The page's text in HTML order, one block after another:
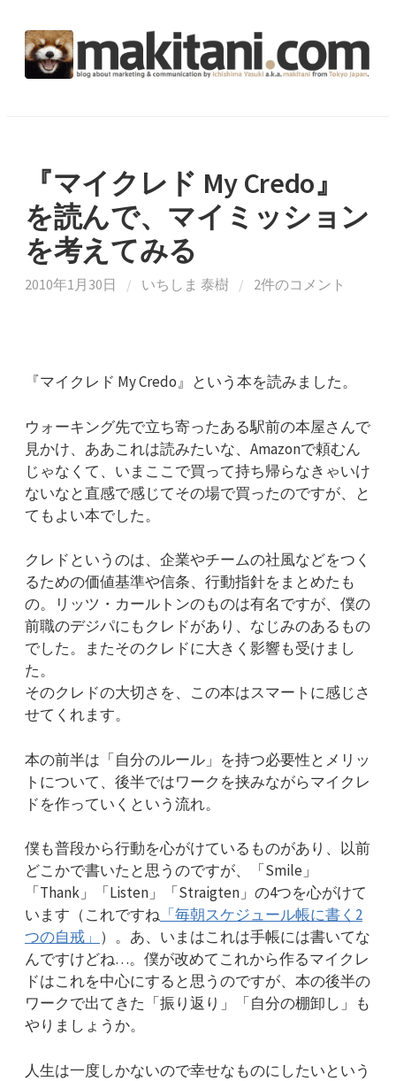
『マイクレド My Credo』
を読んで、マイミッション
を考えてみる
2010年1月30日 / いちしま 泰樹 / 2件のコメント
『マイクレド My Credo』という本を読みました。
ウォーキング先で立ち寄ったある駅前の本屋さんで
見かけ、ああこれは読みたいな、Amazonで頼むん
じゃなくて、いまここで買って持ち帰らなきゃいけ
ないなと直感で感じてその場で買ったのですが、と
てもよい本でした。
クレドというのは、企業やチームの社風などをつく
るための価値基準や信条、行動指針をまとめたも
の。リッツ・カールトンのものは有名ですが、僕の
前職のデジパにもクレドがあり、なじみのあるもの
でした。またそのクレドに大きく影響も受けまし
た。
そのクレドの大切さを、この本はスマートに感じさ
せてくれます。
本の前半は「自分のルール」を持つ必要性とメリッ
トについて、後半ではワークを挟みながらマイクレ
ドを作っていくという流れ。
僕も普段から行動を心がけているものがあり、以前
どこかで書いたと思うのですが、「Smile」
「Thank」「Listen」「Straigten」の4つを心がけて
います（これですね 「毎朝スケジュール帳に書く2
つの自戒」 ）。あ、いまはこれは手帳には書いてな
んですけどね…。僕が改めてこれから作るマイクレ
ドはこれを中心にすると思うのですが、本の後半の
ワークで出てきた「振り返り」「自分の棚卸し」も
やりましょうか。
人生は一度しかないので幸せなものにしたいという